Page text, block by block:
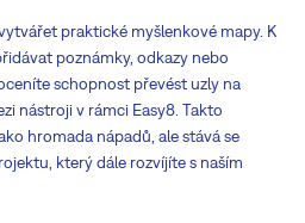
praktické myšlenkové mapy. K
poznámky, odkazy nebo
schopnost převést uzly na
nástroji v rámci Easy8. Takto
hromada nápadů, ale stává se
který dále rozvíjíte s naším